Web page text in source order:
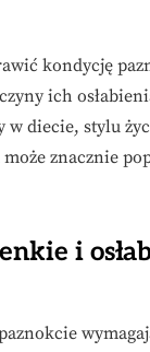
kondycję
ich
w diecie, stylu
znacznie
i